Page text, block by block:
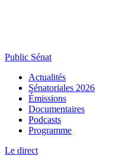
Public Sénat
Actualités
Sénatoriales 2026
Émissions
Documentaires
Podcasts
Programme
Le direct